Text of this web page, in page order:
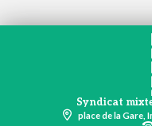
Syndicat
place de la Gare,